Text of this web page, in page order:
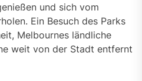
und sich vom
Ein Besuch des Parks
Melbournes ländliche
weit von der Stadt entfernt